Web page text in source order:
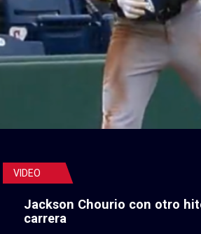
VIDEO
Jackson Chourio con otro
carrera